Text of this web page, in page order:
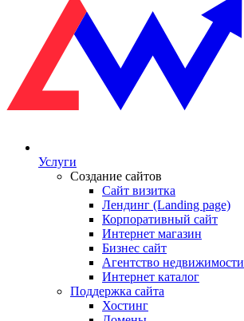
Услуги
Создание сайтов
Сайт визитка
Лендинг (Landing page)
Корпоративный сайт
Интернет магазин
Бизнес сайт
Агентство недвижимости
Интернет каталог
Поддержка сайта
Хостинг